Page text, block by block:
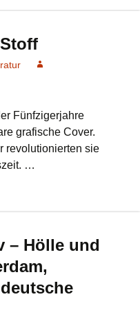
Fünfzigerjahre
grafische Cover.
revolutionierten sie
…
– Hölle und